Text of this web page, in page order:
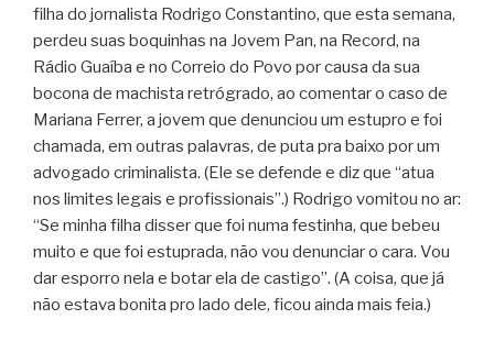
filha do jornalista Rodrigo Constantino, que esta semana,
perdeu suas boquinhas na Jovem Pan, na Record, na
Rádio Guaíba e no Correio do Povo por causa da sua
bocona de machista retrógrado, ao comentar o caso de
Mariana Ferrer, a jovem que denunciou um estupro e foi
chamada, em outras palavras, de puta pra baixo por um
advogado criminalista. (Ele se defende e diz que “atua
nos limites legais e profissionais”.) Rodrigo vomitou no ar:
“Se minha filha disser que foi numa festinha, que bebeu
muito e que foi estuprada, não vou denunciar o cara. Vou
dar esporro nela e botar ela de castigo”. (A coisa, que já
não estava bonita pro lado dele, ficou ainda mais feia.)